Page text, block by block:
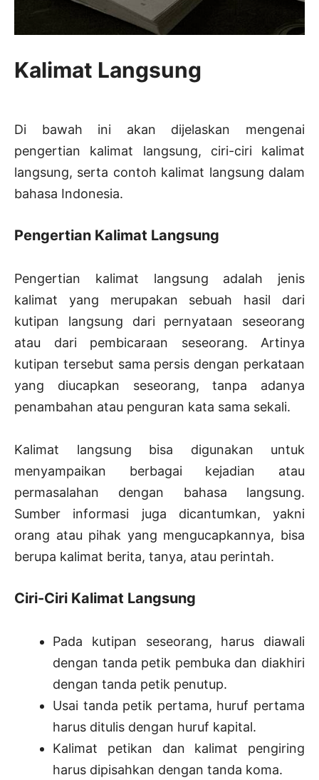
Kalimat Langsung
Di bawah ini akan dijelaskan mengenai
pengertian kalimat langsung, ciri-ciri kalimat
langsung, serta contoh kalimat langsung dalam
bahasa Indonesia.
Pengertian Kalimat Langsung
Pengertian kalimat langsung adalah jenis
kalimat yang merupakan sebuah hasil dari
kutipan langsung dari pernyataan seseorang
atau dari pembicaraan seseorang. Artinya
kutipan tersebut sama persis dengan perkataan
yang diucapkan seseorang, tanpa adanya
penambahan atau penguran kata sama sekali.
Kalimat langsung bisa digunakan untuk
menyampaikan berbagai kejadian atau
permasalahan dengan bahasa langsung.
Sumber informasi juga dicantumkan, yakni
orang atau pihak yang mengucapkannya, bisa
berupa kalimat berita, tanya, atau perintah.
Ciri-Ciri Kalimat Langsung
Pada kutipan seseorang, harus diawali
dengan tanda petik pembuka dan diakhiri
dengan tanda petik penutup.
Usai tanda petik pertama, huruf pertama
harus ditulis dengan huruf kapital.
Kalimat petikan dan kalimat pengiring
harus dipisahkan dengan tanda koma.